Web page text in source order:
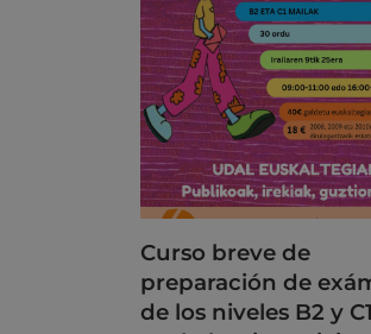
Curso breve de
preparación de
de los niveles B2 y